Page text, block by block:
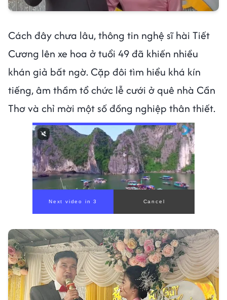
Cách đây chưa lâu, thông tin nghệ sĩ hài Tiết
Cương lên xe hoa ở tuổi 49 đã khiến nhiều
khán giả bất ngờ. Cặp đôi tìm hiểu khá kín
tiếng, âm thầm tổ chức lễ cưới ở quê nhà Cần
Thơ và chỉ mời một số đồng nghiệp thân thiết.